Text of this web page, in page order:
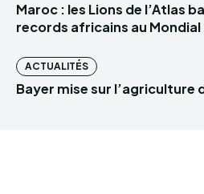
Maroc : les Lions de l’Atlas
records africains au Mondial
ACTUALITÉS
Bayer mise sur l’agriculture